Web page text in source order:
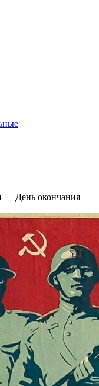
— День окончания